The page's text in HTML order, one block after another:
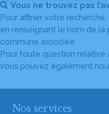
Vous ne trouvez pas
Pour affiner votre
en renseignant le nom de la
commune associée.
Pour toute question
vous pouvez également
Nos services